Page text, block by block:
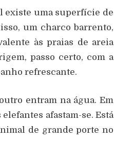
existe uma superfície de
um charco barrento,
às praias de areia
passo certo, com a
refrescante.
entram na água. Em
afastam-se. Está
de grande porte no